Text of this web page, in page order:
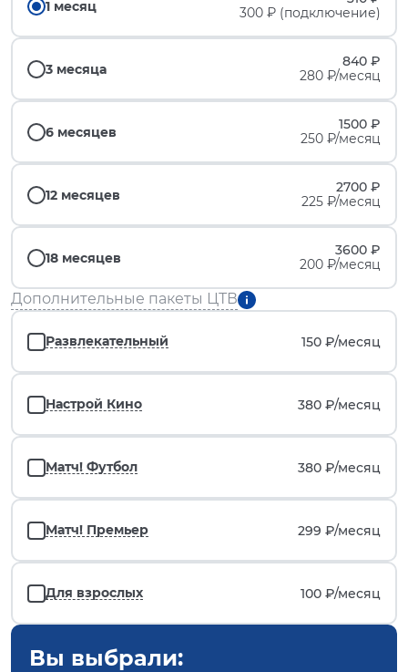
1 месяц
300 ₽ (подключение)
3 месяца
840 ₽
280 ₽/месяц
6 месяцев
1500 ₽
250 ₽/месяц
12 месяцев
2700 ₽
225 ₽/месяц
18 месяцев
3600 ₽
200 ₽/месяц
Дополнительные пакеты ЦТВ
Развлекательный 150 ₽/месяц
Настрой Кино 380 ₽/месяц
Матч! Футбол 380 ₽/месяц
Матч! Премьер 299 ₽/месяц
Для взрослых 100 ₽/месяц
Вы выбрали: